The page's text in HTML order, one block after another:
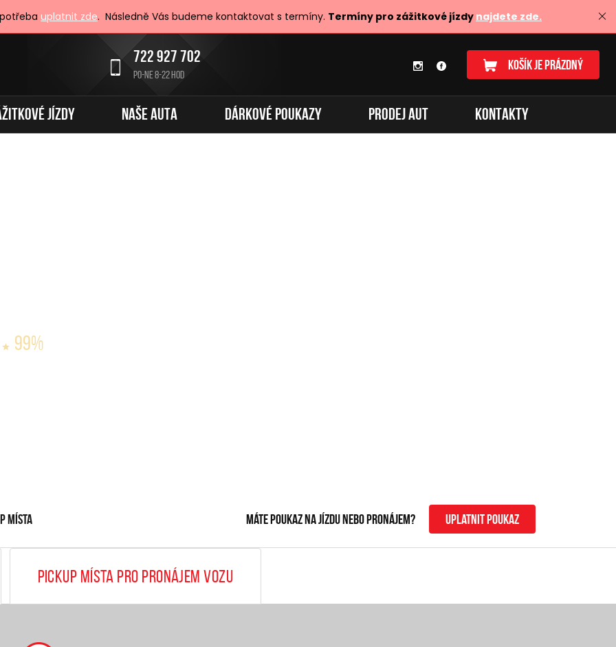
uplatnit zde. Následně Vás budeme kontaktovat s termíny. Termíny pro zážitkové jízdy najdete zde.
722 927 702
PO-NE 8-22 HOD
KOŠÍK JE PRÁZDNÝ
JÍZDY NAŠE AUTA DÁRKOVÉ POUKAZY PRODEJ AUT KONTAKTY
99%
místa Máte poukaz na jízdu nebo pronájem? uplatnit poukaz
Pickup místa pro pronájem vozu